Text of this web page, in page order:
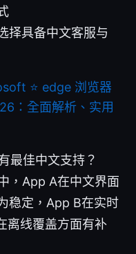
择具备中文客服与
⭐ edge 浏览器
：全面解析、实用
最佳中文支持？
，App A在中文界面
稳定，App B在实时
离线覆盖方面有补